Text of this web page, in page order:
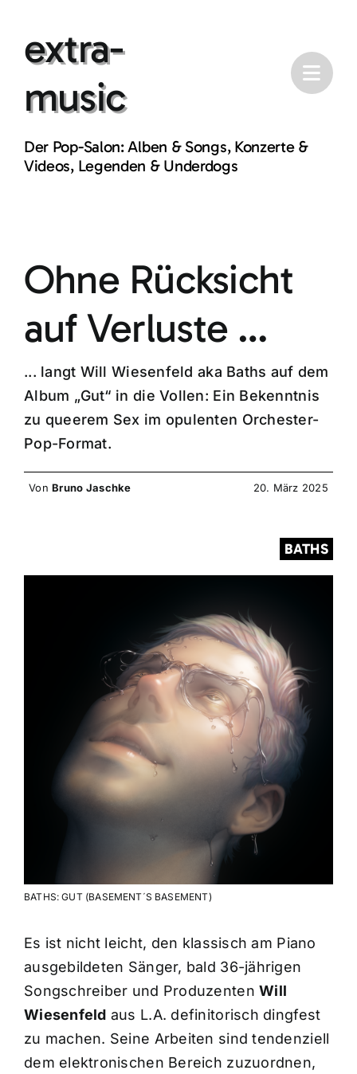
contentextra-
music
Der Pop-Salon: Alben & Songs, Konzerte &
Videos, Legenden & Underdogs
Ohne Rücksicht
auf Verluste …
... langt Will Wiesenfeld aka Baths auf dem
Album „Gut“ in die Vollen: Ein Bekenntnis
zu queerem Sex im opulenten Orchester-
Pop-Format.
VonBruno Jaschke 20. März 2025
BATHS
BATHS: GUT (BASEMENT´S BASEMENT)
Es ist nicht leicht, den klassisch am Piano
ausgebildeten Sänger, bald 36-jährigen
Songschreiber und ProduzentenWill
Wiesenfeld aus L.A. definitorisch dingfest
zu machen. Seine Arbeiten sind tendenziell
dem elektronischen Bereich zuzuordnen,